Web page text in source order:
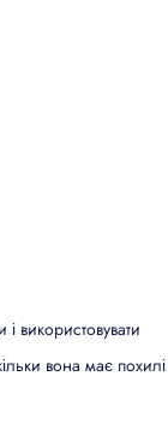
використовувати
вона має похилі